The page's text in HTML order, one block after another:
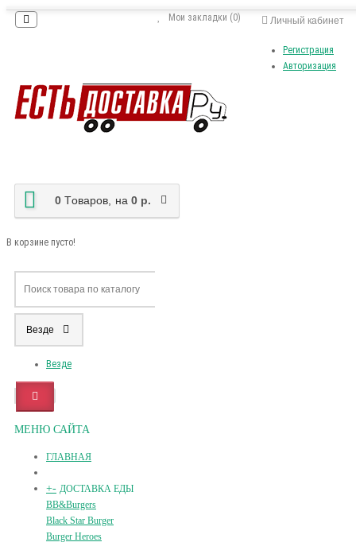
Личный кабинет
Регистрация
Авторизация
Мои закладки (0)
0 Tоваров, на 0 р.
В корзине пусто!
Везде
Везде
МЕНЮ САЙТА
ГЛАВНАЯ
+- ДОСТАВКА ЕДЫ
BB&Burgers
Black Star Burger
Burger Heroes